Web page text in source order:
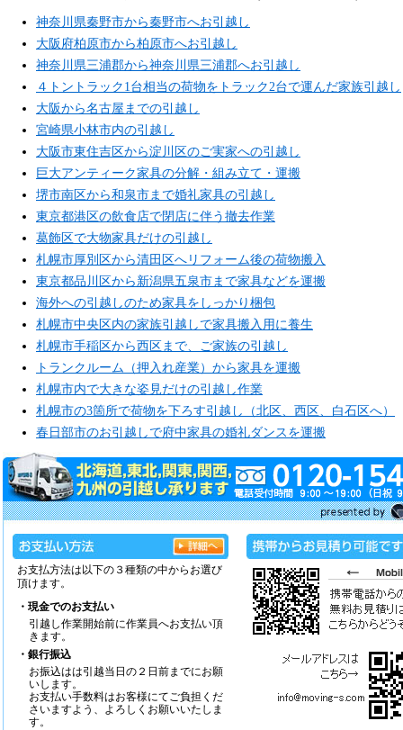
神奈川県秦野市から秦野市へお引越し
大阪府柏原市から柏原市へお引越し
神奈川県三浦郡から神奈川県三浦郡へお引越し
４トントラック1台相当の荷物をトラック2台で運んだ家族引越し
大阪から名古屋までの引越し
宮崎県小林市内の引越し
大阪市東住吉区から淀川区のご実家への引越し
巨大アンティーク家具の分解・組み立て・運搬
堺市南区から和泉市まで婚礼家具の引越し
東京都港区の飲食店で閉店に伴う撤去作業
葛飾区で大物家具だけの引越し
札幌市厚別区から清田区へリフォーム後の荷物搬入
東京都品川区から新潟県五泉市まで家具などを運搬
海外への引越しのため家具をしっかり梱包
札幌市中央区内の家族引越しで家具搬入用に養生
札幌市手稲区から西区まで、ご家族の引越し
トランクルーム（押入れ産業）から家具を運搬
札幌市内で大きな姿見だけの引越し作業
札幌市の3箇所で荷物を下ろす引越し（北区、西区、白石区へ）
春日部市のお引越しで府中家具の婚礼ダンスを運搬
お支払方法は以下の３種類の中からお選び
頂けます。
・現金でのお支払い
引越し作業開始前に作業員へお支払い頂
きます。
・銀行振込
お振込はは引越当日の２日前までにお願
いします。
お支払い手数料はお客様にてご負担くだ
さいますよう、よろしくお願いいたしま
す。